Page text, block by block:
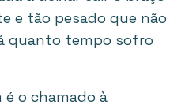
e tão pesado que não
quanto tempo sofro
é o chamado à